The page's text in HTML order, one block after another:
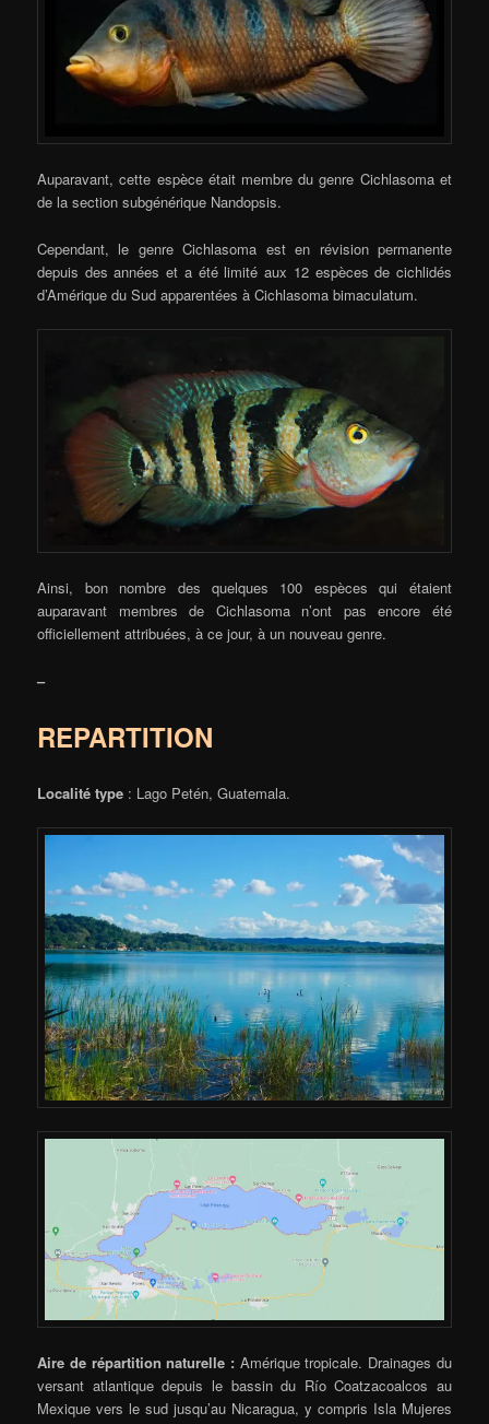
Auparavant, cette espèce était membre du genre Cichlasoma et
de la section subgénérique Nandopsis.
Cependant, le genre Cichlasoma est en révision permanente
depuis des années et a été limité aux 12 espèces de cichlidés
d’Amérique du Sud apparentées à Cichlasoma bimaculatum.
Ainsi, bon nombre des quelques 100 espèces qui étaient
auparavant membres de Cichlasoma n’ont pas encore été
officiellement attribuées, à ce jour, à un nouveau genre.
–
REPARTITION
Localité type : Lago Petén, Guatemala.
Aire de répartition naturelle : Amérique tropicale. Drainages du
versant atlantique depuis le bassin du Río Coatzacoalcos au
Mexique vers le sud jusqu’au Nicaragua, y compris Isla Mujeres